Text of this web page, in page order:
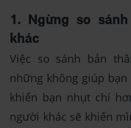
1. Ngừng so
khác
Việc so sánh bản
những không giúp
khiến bạn nhụt chí
người khác sẽ khiến